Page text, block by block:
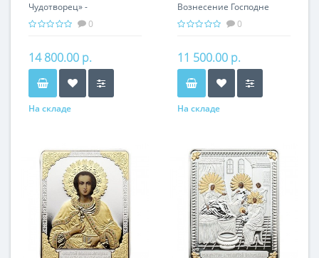
Чудотворец» -
православная святыня
0
14 800.00 р.
На складе
Вознесение Господне
серебро 25.00 гр -
0
11 500.00 р.
На складе